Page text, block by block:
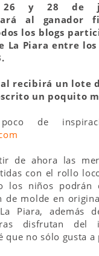
26 y 28 de
al ganador
los blogs
La Piara entre los
recibirá un lote
un poquito
de
de ahora las
con el rollo
los niños podrán
de molde en
Piara, además
disfrutan del
que no sólo gusta a